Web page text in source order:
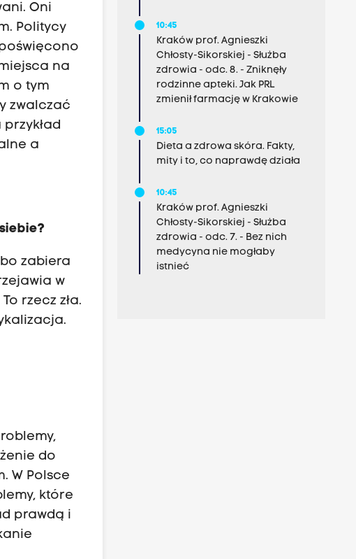
Oni
Politycy
na
o tym
zwalczać
a
zabiera
w
rzecz zła.
do
W Polsce
które
prawdą i
10:45
Kraków prof. Agnieszki
Chłosty-Sikorskiej - Służba
zdrowia - odc. 8. - Zniknęły
rodzinne apteki. Jak PRL
zmienił farmację w Krakowie
15:05
Dieta a zdrowa skóra. Fakty,
mity i to, co naprawdę działa
10:45
Kraków prof. Agnieszki
Chłosty-Sikorskiej - Służba
zdrowia - odc. 7. - Bez nich
medycyna nie mogłaby
istnieć